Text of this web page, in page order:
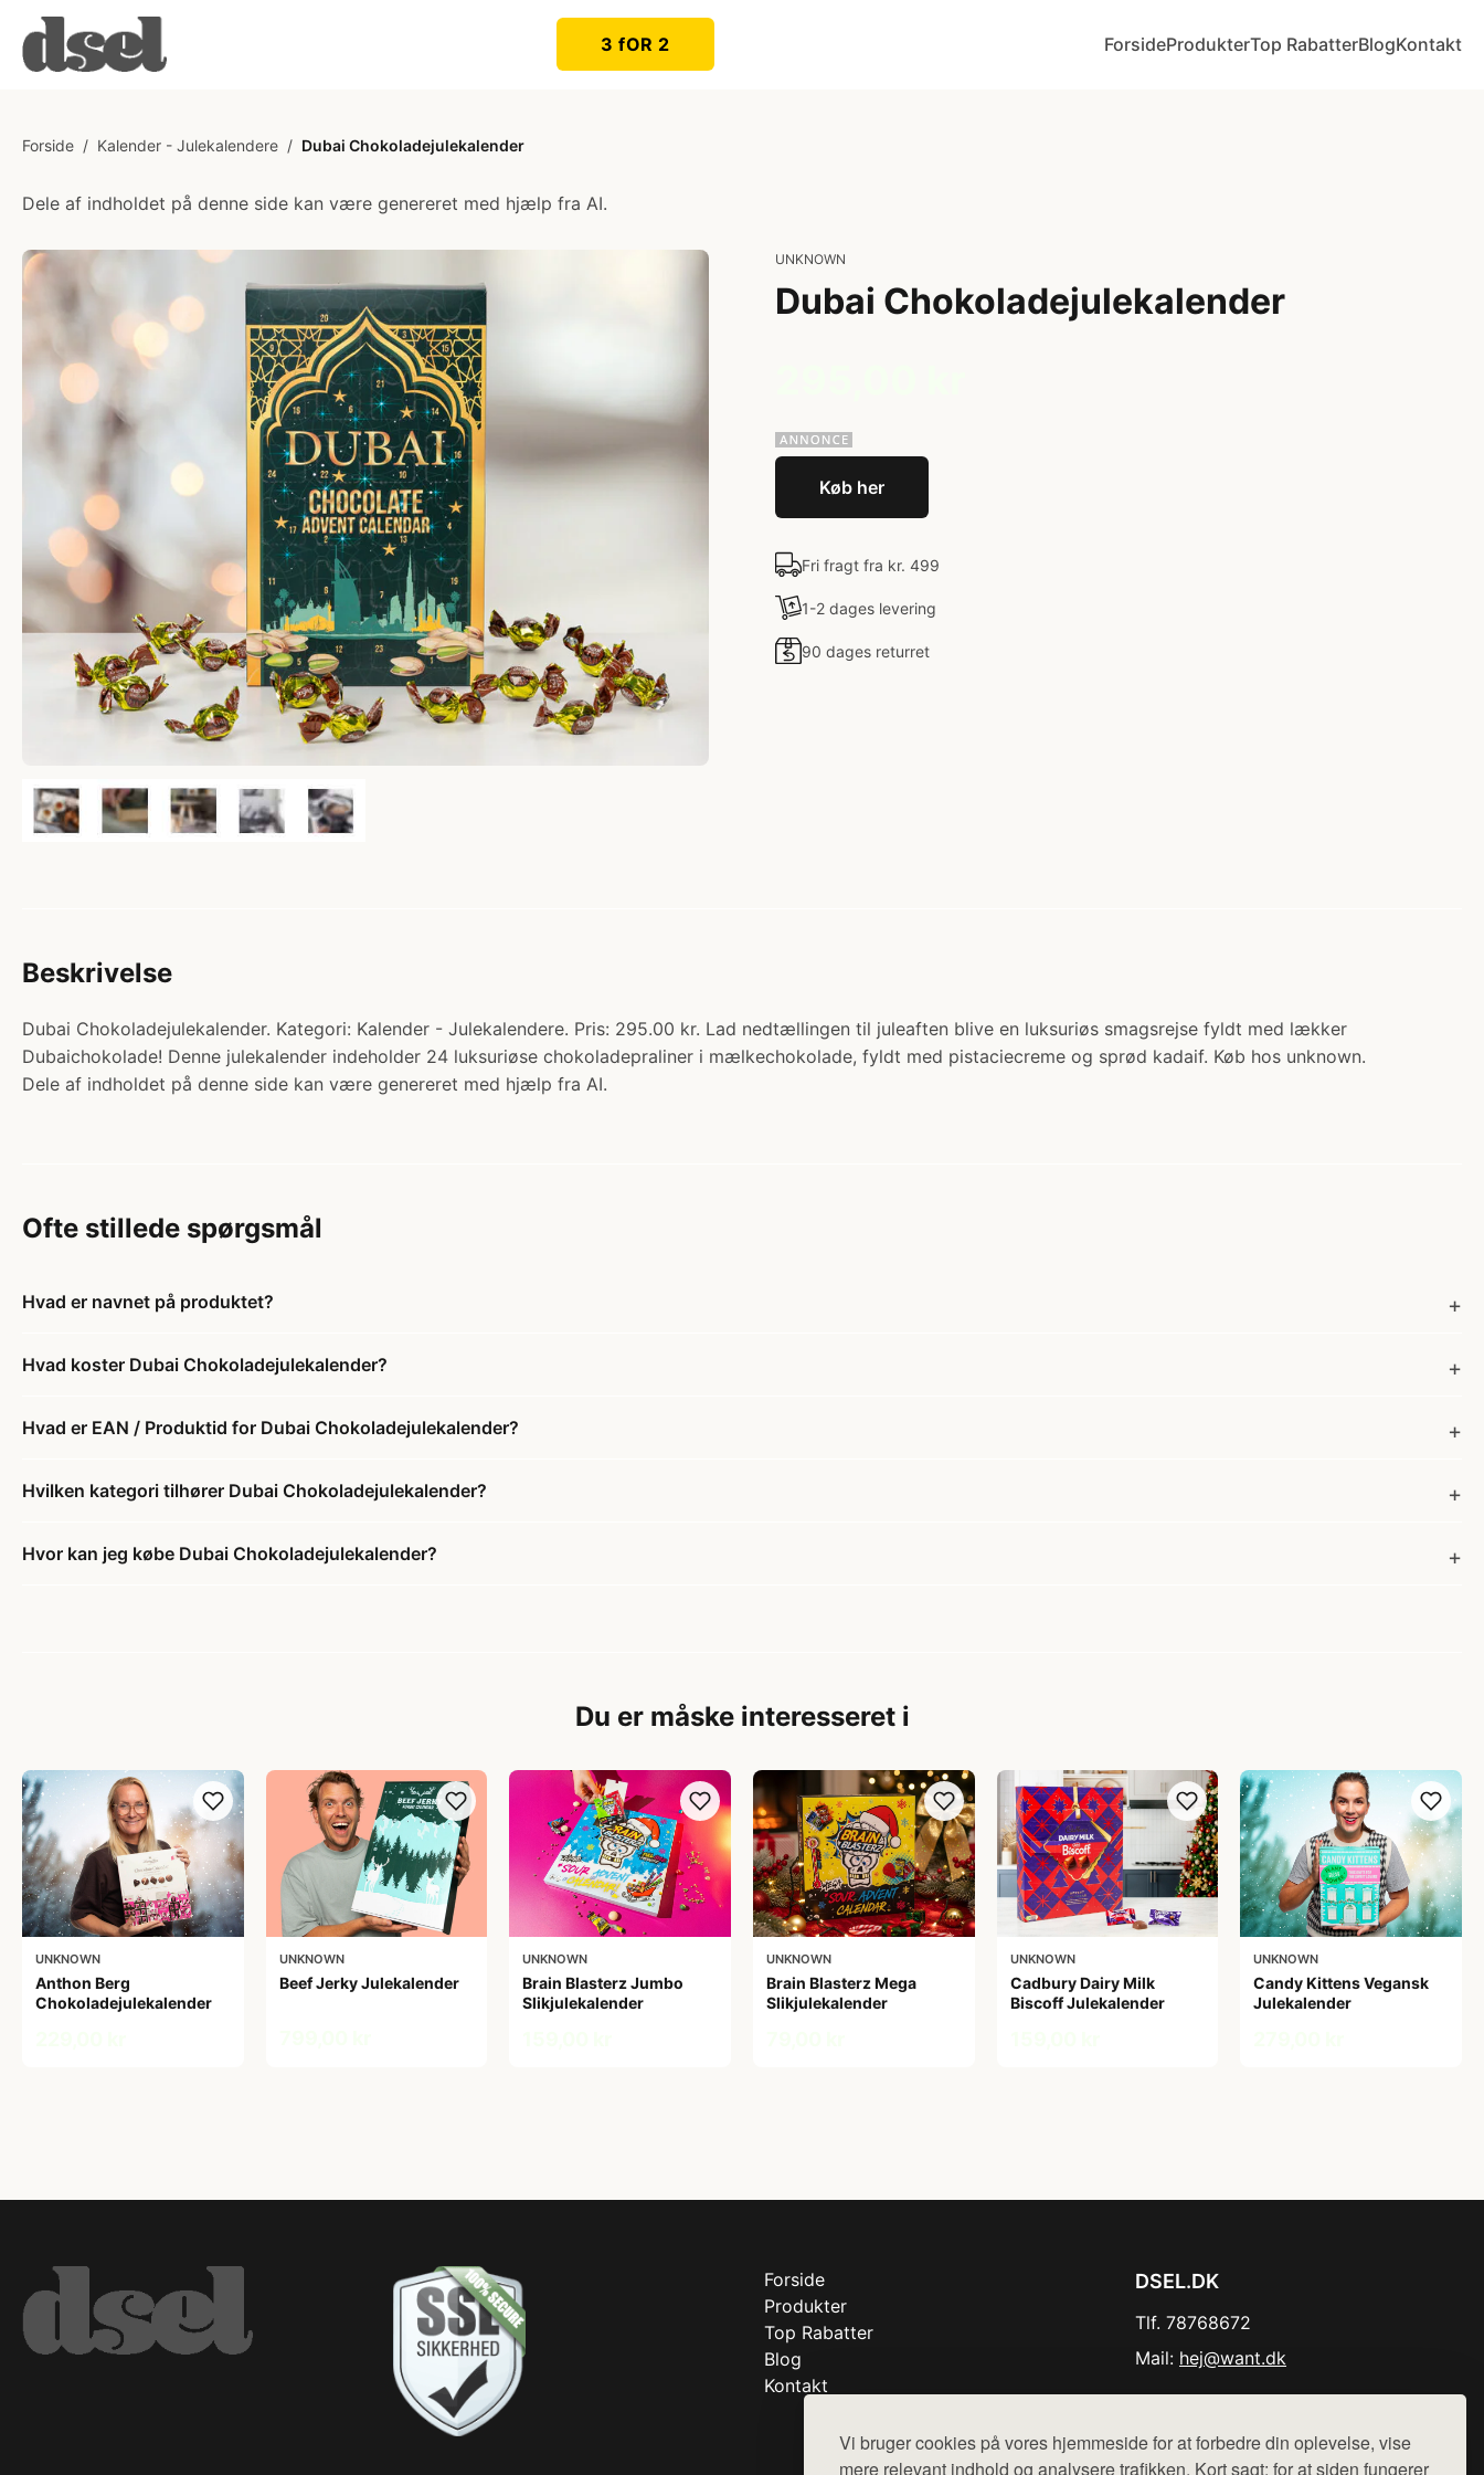
Vi bruger cookies på vores hjemmeside for at forbedre din oplevelse, vise
mere relevant indhold og analysere trafikken. Kort sagt: for at siden fungerer
3 fOR 2 ForsideProdukterTop RabatterBlogKontakt
Forside / Kalender - Julekalendere / Dubai Chokoladejulekalender
Dele af indholdet på denne side kan være genereret med hjælp fra AI.
UNKNOWN
Dubai Chokoladejulekalender
Køb her
Fri fragt fra kr. 499
1-2 dages levering
90 dages returret
Beskrivelse
Dubai Chokoladejulekalender. Kategori: Kalender - Julekalendere. Pris: 295.00 kr. Lad nedtællingen til juleaften blive en luksuriøs smagsrejse fyldt med lækker
Dubaichokolade! Denne julekalender indeholder 24 luksuriøse chokoladepraliner i mælkechokolade, fyldt med pistaciecreme og sprød kadaif. Køb hos unknown.
Dele af indholdet på denne side kan være genereret med hjælp fra AI.
Ofte stillede spørgsmål
Hvad er navnet på produktet?
Hvad koster Dubai Chokoladejulekalender?
Hvad er EAN / Produktid for Dubai Chokoladejulekalender?
Hvilken kategori tilhører Dubai Chokoladejulekalender?
Hvor kan jeg købe Dubai Chokoladejulekalender?
Du er måske interesseret i
UNKNOWN
Anthon Berg
Chokoladejulekalender
UNKNOWN
Beef Jerky Julekalender
UNKNOWN
Brain Blasterz Jumbo
Slikjulekalender
UNKNOWN
Brain Blasterz Mega
Slikjulekalender
UNKNOWN
Cadbury Dairy Milk
Biscoff Julekalender
UNKNOWN
Candy Kittens Vegansk
Julekalender
Forside
Produkter
Top Rabatter
Blog
Kontakt
DSEL.DK
Tlf. 78768672
Mail: hej@want.dk